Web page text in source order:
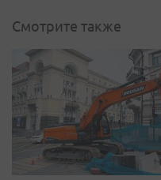
Смотрите также